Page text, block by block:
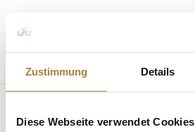
Zustimmung Details
Diese Webseite verwendet Cookies
Seite wählen